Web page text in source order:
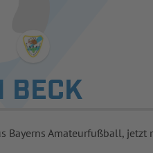
BECK
Bayerns Amateurfußball, jetzt